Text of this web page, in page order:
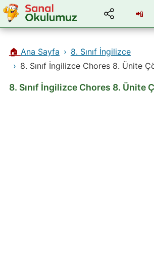
📲
🏠 Ana Sayfa
8. Sınıf İngilizce
8. Sınıf İngilizce Chores 8. Ünite
8. Sınıf İngilizce Chores 8. Ünite